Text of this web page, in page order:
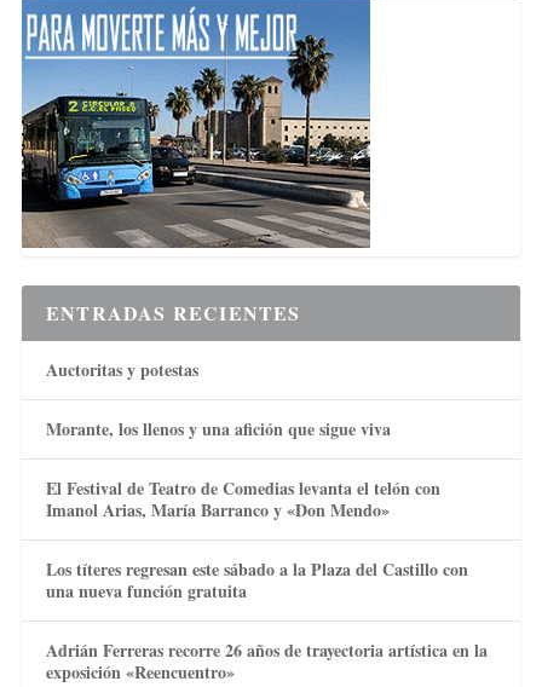
ENTRADAS RECIENTES
Auctoritas y potestas
Morante, los llenos y una afición que sigue viva
El Festival de Teatro de Comedias levanta el telón con
Imanol Arias, María Barranco y «Don Mendo»
Los títeres regresan este sábado a la Plaza del Castillo con
una nueva función gratuita
Adrián Ferreras recorre 26 años de trayectoria artística en la
exposición «Reencuentro»